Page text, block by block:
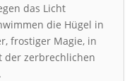
das Licht
die Hügel in
frostiger Magie, in
der zerbrechlichen